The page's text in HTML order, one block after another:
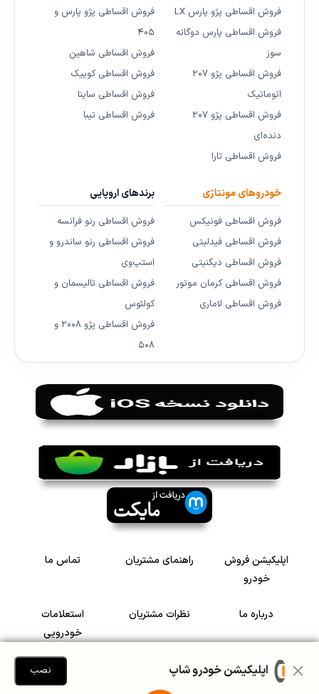
فروش اقساطی پژو پارس LX
فروش اقساطی پارس دوگانه
سوز
فروش اقساطی پژو ۲۰۷
اتوماتیک
فروش اقساطی پژو ۲۰۷
دنده‌ای
فروش اقساطی تارا
فروش اقساطی پژو پارس و
۴۰۵
فروش اقساطی شاهین
فروش اقساطی کوییک
فروش اقساطی ساینا
فروش اقساطی تیبا
خودروهای مونتاژی
فروش اقساطی فونیکس
فروش اقساطی فیدلیتی
فروش اقساطی دیگنیتی
فروش اقساطی کرمان موتور
فروش اقساطی لاماری
برندهای اروپایی
فروش اقساطی رنو فرانسه
فروش اقساطی رنو ساندرو و
استپ‌وی
فروش اقساطی تالیسمان و
کولئوس
فروش اقساطی پژو ۲۰۰۸ و
۵۰۸
اپلیکیشن فروش
خودرو
راهنمای مشتریان تماس ما
درباره ما نظرات مشتریان
استعلامات
خودرویی
سرمایه گذاری در
رضایت مشتریاناپلیکیشن خودرو شاپ نصب